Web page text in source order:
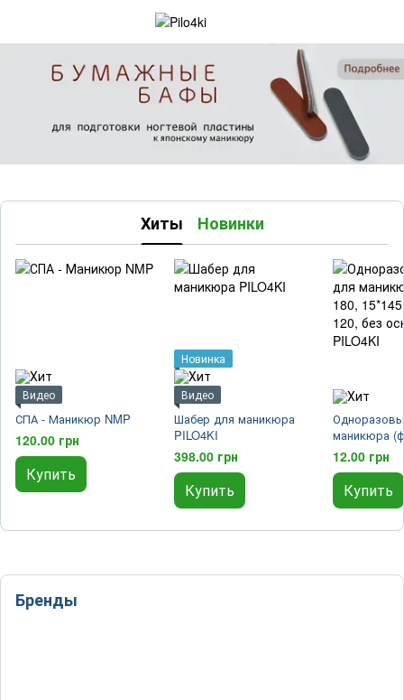
Хиты Новинки
Видео
СПА - Маникюр NMP
120.00 грн
Купить
Новинка
Видео
Шабер для маникюра
PILO4KI
398.00 грн
Купить
маникюра
15*145 мм /
основы)
12.00 грн
Купить
Бренды